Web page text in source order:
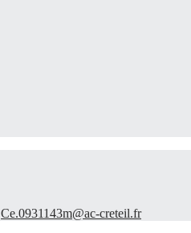
Ce.0931143m@ac-creteil.fr